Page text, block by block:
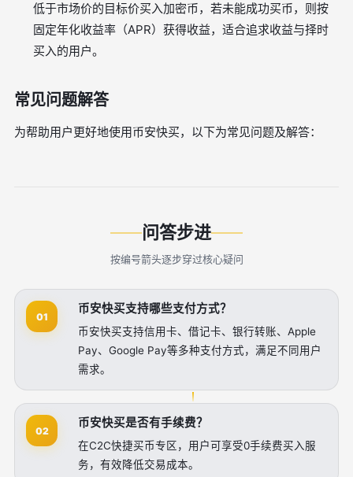
低于市场价的目标价买入加密币，若未能成功买币，则按
固定年化收益率（APR）获得收益，适合追求收益与择时
买入的用户。
常见问题解答
为帮助用户更好地使用币安快买，以下为常见问题及解答：
问答步进
按编号箭头逐步穿过核心疑问
01
币安快买支持哪些支付方式？
币安快买支持信用卡、借记卡、银行转账、Apple
Pay、Google Pay等多种支付方式，满足不同用户
需求。
02
币安快买是否有手续费？
在C2C快捷买币专区，用户可享受0手续费买入服
务，有效降低交易成本。